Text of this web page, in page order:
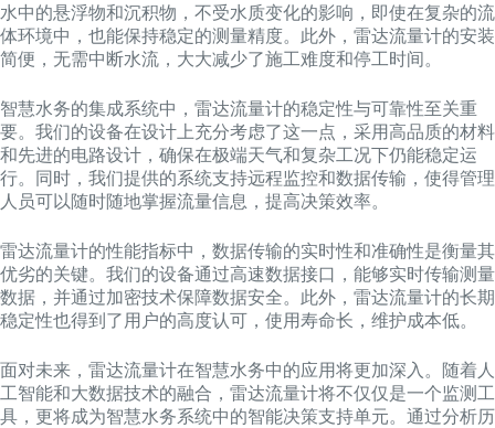
水中的悬浮物和沉积物，不受水质变化的影响，即使在复杂的流
体环境中，也能保持稳定的测量精度。此外，雷达流量计的安装
简便，无需中断水流，大大减少了施工难度和停工时间。
智慧水务的集成系统中，雷达流量计的稳定性与可靠性至关重
要。我们的设备在设计上充分考虑了这一点，采用高品质的材料
和先进的电路设计，确保在极端天气和复杂工况下仍能稳定运
行。同时，我们提供的系统支持远程监控和数据传输，使得管理
人员可以随时随地掌握流量信息，提高决策效率。
雷达流量计的性能指标中，数据传输的实时性和准确性是衡量其
优劣的关键。我们的设备通过高速数据接口，能够实时传输测量
数据，并通过加密技术保障数据安全。此外，雷达流量计的长期
稳定性也得到了用户的高度认可，使用寿命长，维护成本低。
面对未来，雷达流量计在智慧水务中的应用将更加深入。随着人
工智能和大数据技术的融合，雷达流量计将不仅仅是一个监测工
具，更将成为智慧水务系统中的智能决策支持单元。通过分析历